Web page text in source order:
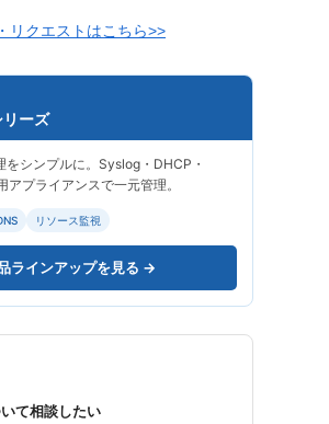
リクエストはこちら>>
ーズ
をシンプルに。Syslog・DHCP・
アプライアンスで一元管理。
リソース監視
ラインアップを見る →
て相談したい